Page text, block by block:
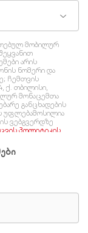
მობილურ
არის
ნომერი და
ჩემთვის
ქ. თბილისი,
მონაცემთა
განცხადების
უფლებამოსილია
ვებგვერდზე
პოლიტიკის